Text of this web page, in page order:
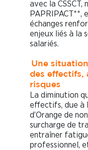
avec la CSSCT,
PAPRIPACT**,
échanges
enjeux liés à la
salariés.
Une
des effectifs,
risques
La diminution
effectifs, due à
d’Orange de
surcharge de
entraîner
professionnel,